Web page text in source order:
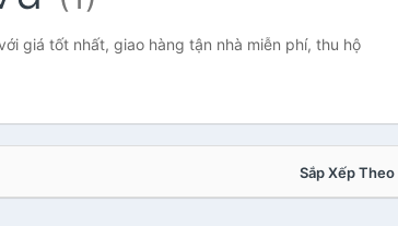
giá tốt nhất, giao hàng tận nhà miễn phí, thu hộ
Sắp Xếp Theo